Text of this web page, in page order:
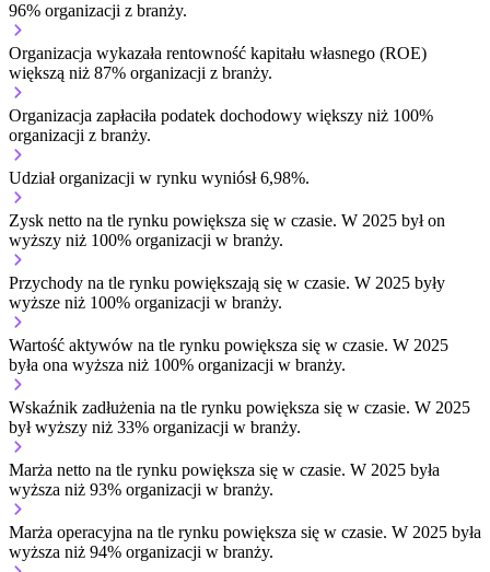
96% organizacji z branży.
Organizacja wykazała rentowność kapitału własnego (ROE)
większą niż 87% organizacji z branży.
Organizacja zapłaciła podatek dochodowy większy niż 100%
organizacji z branży.
Udział organizacji w rynku wyniósł 6,98%.
Zysk netto na tle rynku powiększa się w czasie. W 2025 był on
wyższy niż 100% organizacji w branży.
Przychody na tle rynku powiększają się w czasie. W 2025 były
wyższe niż 100% organizacji w branży.
Wartość aktywów na tle rynku powiększa się w czasie. W 2025
była ona wyższa niż 100% organizacji w branży.
Wskaźnik zadłużenia na tle rynku powiększa się w czasie. W 2025
był wyższy niż 33% organizacji w branży.
Marża netto na tle rynku powiększa się w czasie. W 2025 była
wyższa niż 93% organizacji w branży.
Marża operacyjna na tle rynku powiększa się w czasie. W 2025 była
wyższa niż 94% organizacji w branży.